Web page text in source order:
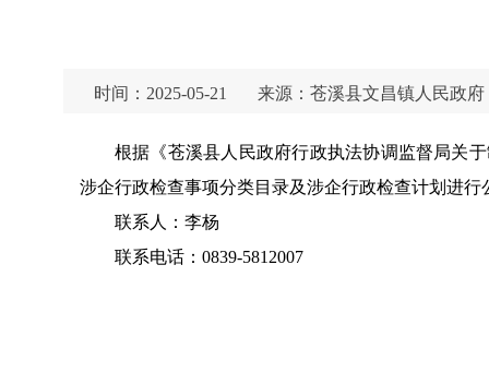
时间：2025-05-21 来源：苍溪县文昌镇人民政府
根据《苍溪县人民政府行政执法协调监督局关
涉企行政检查事项分类目录及涉企行政检查计划进
联系人：李杨
联系电话：0839-5812007